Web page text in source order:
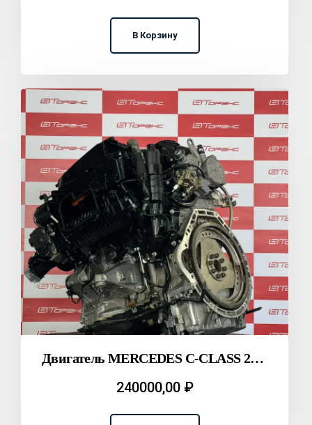
В Корзину
Двигатель MERCEDES C-CLASS 271.860 C204 T2312023
240000,00 ₽